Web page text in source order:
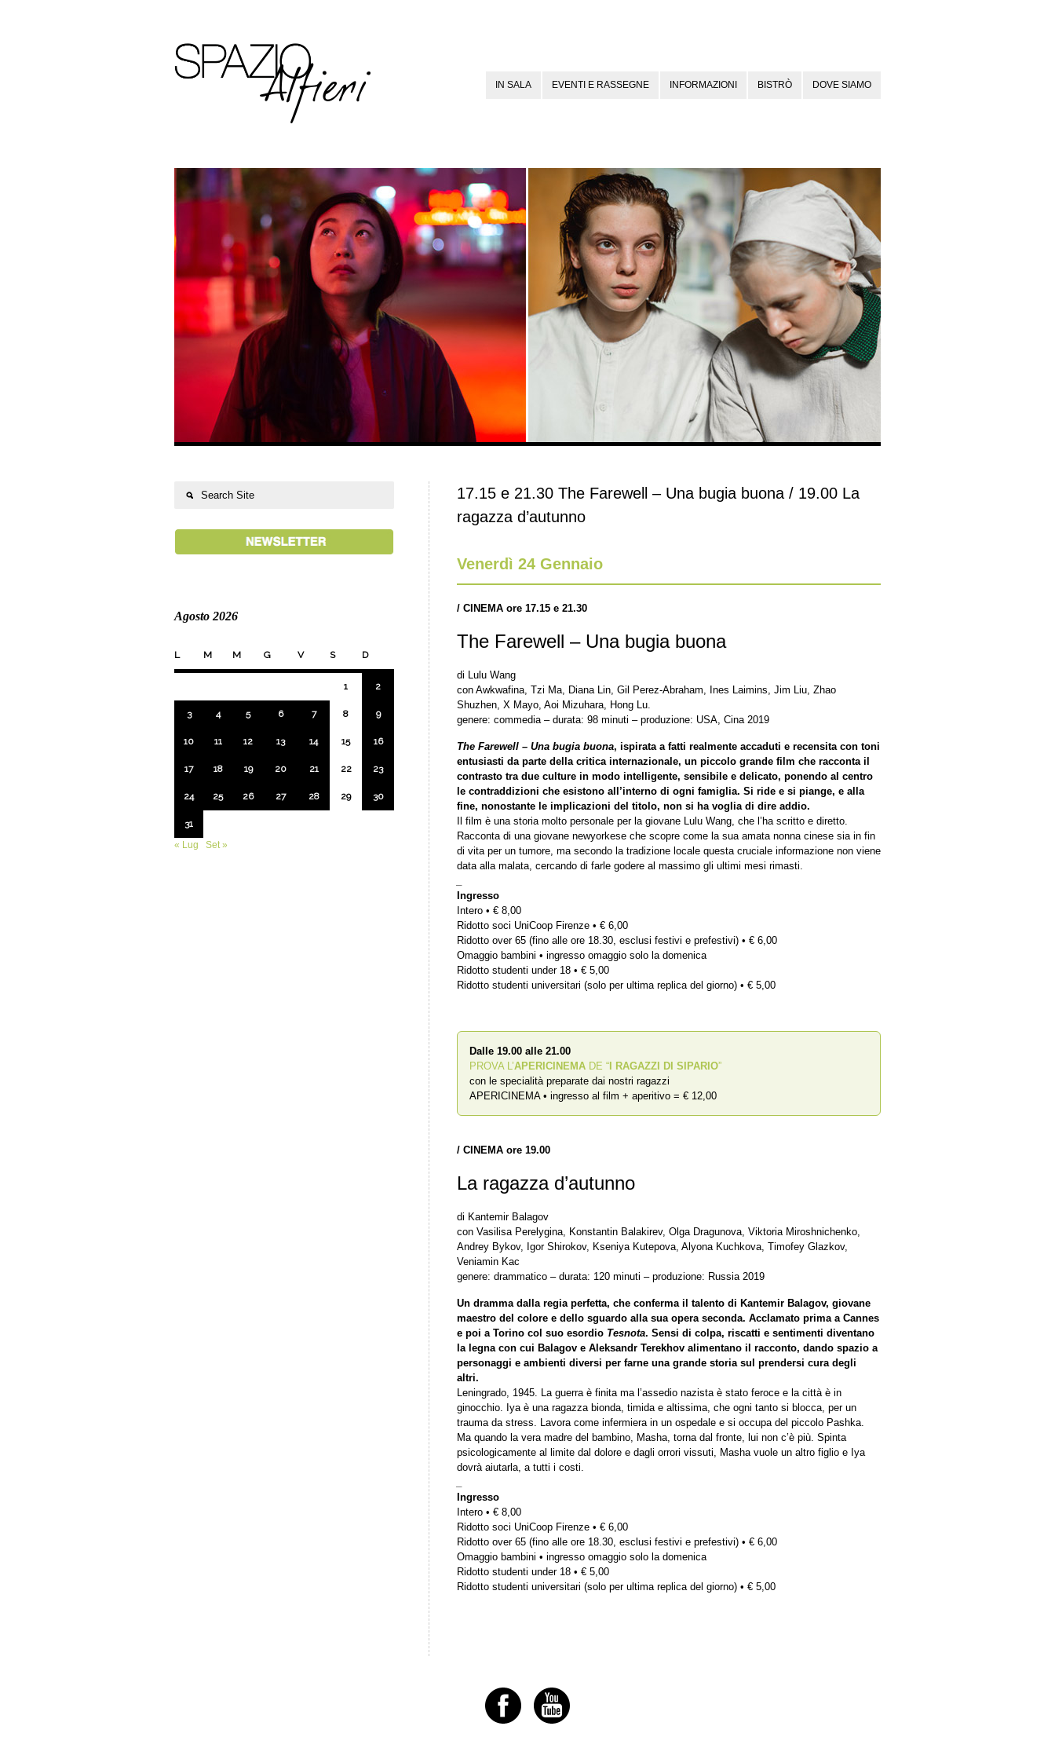
IN SALA EVENTI E RASSEGNE INFORMAZIONI BISTRÒ DOVE SIAMO
17.15 e 21.30 The Farewell – Una bugia buona / 19.00 La
ragazza d’autunno
Venerdì 24 Gennaio
/ CINEMA ore 17.15 e 21.30
The Farewell – Una bugia buona
di Lulu Wang
con Awkwafina, Tzi Ma, Diana Lin, Gil Perez-Abraham, Ines Laimins, Jim Liu, Zhao
Shuzhen, X Mayo, Aoi Mizuhara, Hong Lu.
genere: commedia – durata: 98 minuti – produzione: USA, Cina 2019
The Farewell – Una bugia buona, ispirata a fatti realmente accaduti e recensita con toni
entusiasti da parte della critica internazionale, un piccolo grande film che racconta il
contrasto tra due culture in modo intelligente, sensibile e delicato, ponendo al centro
le contraddizioni che esistono all’interno di ogni famiglia. Si ride e si piange, e alla
fine, nonostante le implicazioni del titolo, non si ha voglia di dire addio.
Il film è una storia molto personale per la giovane Lulu Wang, che l’ha scritto e diretto.
Racconta di una giovane newyorkese che scopre come la sua amata nonna cinese sia in fin
di vita per un tumore, ma secondo la tradizione locale questa cruciale informazione non viene
data alla malata, cercando di farle godere al massimo gli ultimi mesi rimasti.
Ingresso
Intero • € 8,00
Ridotto soci UniCoop Firenze • € 6,00
Ridotto over 65 (fino alle ore 18.30, esclusi festivi e prefestivi) • € 6,00
Omaggio bambini • ingresso omaggio solo la domenica
Ridotto studenti under 18 • € 5,00
Ridotto studenti universitari (solo per ultima replica del giorno) • € 5,00
Dalle 19.00 alle 21.00
PROVA L’APERICINEMA DE “ I RAGAZZI DI SIPARIO”
con le specialità preparate dai nostri ragazzi
APERICINEMA • ingresso al film + aperitivo = € 12,00
/ CINEMA ore 19.00
La ragazza d’autunno
di Kantemir Balagov
con Vasilisa Perelygina, Konstantin Balakirev, Olga Dragunova, Viktoria Miroshnichenko,
Andrey Bykov, Igor Shirokov, Kseniya Kutepova, Alyona Kuchkova, Timofey Glazkov,
Veniamin Kac
genere: drammatico – durata: 120 minuti – produzione: Russia 2019
Un dramma dalla regia perfetta, che conferma il talento di Kantemir Balagov, giovane
maestro del colore e dello sguardo alla sua opera seconda. Acclamato prima a Cannes
e poi a Torino col suo esordio Tesnota. Sensi di colpa, riscatti e sentimenti diventano
la legna con cui Balagov e Aleksandr Terekhov alimentano il racconto, dando spazio a
personaggi e ambienti diversi per farne una grande storia sul prendersi cura degli
altri.
Leningrado, 1945. La guerra è finita ma l’assedio nazista è stato feroce e la città è in
ginocchio. Iya è una ragazza bionda, timida e altissima, che ogni tanto si blocca, per un
trauma da stress. Lavora come infermiera in un ospedale e si occupa del piccolo Pashka.
Ma quando la vera madre del bambino, Masha, torna dal fronte, lui non c’è più. Spinta
psicologicamente al limite dal dolore e dagli orrori vissuti, Masha vuole un altro figlio e Iya
dovrà aiutarla, a tutti i costi.
Ingresso
Intero • € 8,00
Ridotto soci UniCoop Firenze • € 6,00
Ridotto over 65 (fino alle ore 18.30, esclusi festivi e prefestivi) • € 6,00
Omaggio bambini • ingresso omaggio solo la domenica
Ridotto studenti under 18 • € 5,00
Ridotto studenti universitari (solo per ultima replica del giorno) • € 5,00
Agosto 2026
L M M G V S D
1 2
3 4 5 6 7 8 9
10 11 12 13 14 15 16
17 18 19 20 21 22 23
24 25 26 27 28 29 30
31
« Lug
Set »